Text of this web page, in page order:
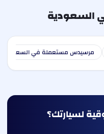
السعودية
مرسيدس مستعملة في السعودية
لسيارتك؟